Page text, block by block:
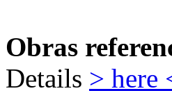
Obras
Details > here